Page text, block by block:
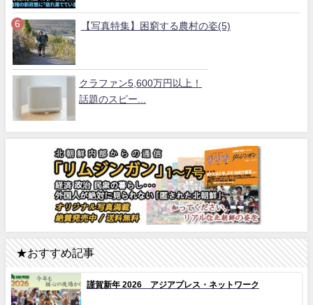
【写真特集】困窮する農村の姿(5)
クラファン5,600万円以上！
話題のスピー...
★おすすめ記事
謹賀新年 2026 アジアプレス・ネットワーク